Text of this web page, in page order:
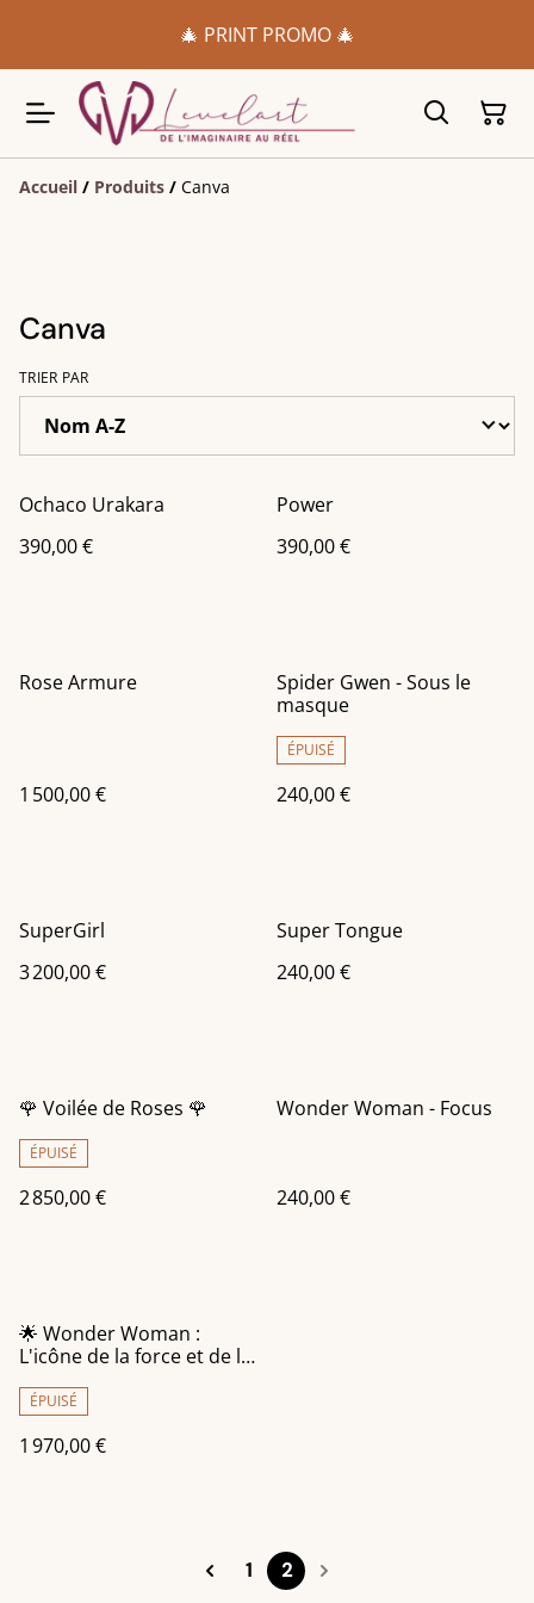
🎄 PRINT PROMO 🎄
Accueil / Produits / Canva
Canva
TRIER PAR
Ochaco Urakara
390,00 €
Power
390,00 €
Rose Armure
1 500,00 €
Spider Gwen - Sous le
masque
ÉPUISÉ
240,00 €
SuperGirl
3 200,00 €
Super Tongue
240,00 €
🌹 Voilée de Roses 🌹
ÉPUISÉ
2 850,00 €
Wonder Woman - Focus
240,00 €
🌟 Wonder Woman :
L'icône de la force et de la
ÉPUISÉ
1 970,00 €
1 2